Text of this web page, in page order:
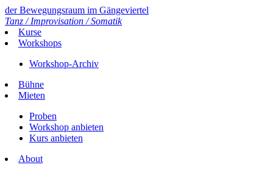
der Bewegungsraum im Gängeviertel
Tanz / Improvisation / Somatik
Kurse
Workshops
Workshop-Archiv
Bühne
Mieten
Proben
Workshop anbieten
Kurs anbieten
About